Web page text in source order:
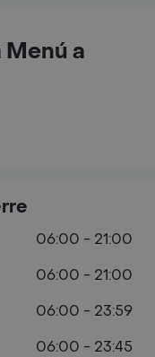
a
06:00 - 21:00
06:00 - 21:00
06:00 - 23:59
06:00 - 23:45